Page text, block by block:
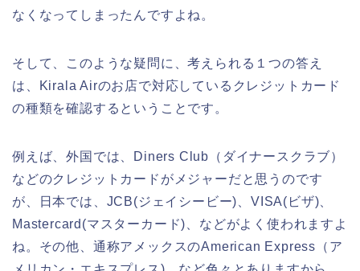
なくなってしまったんですよね。
そして、このような疑問に、考えられる１つの答え
は、Kirala Airのお店で対応しているクレジットカード
の種類を確認するということです。
例えば、外国では、Diners Club（ダイナースクラブ）
などのクレジットカードがメジャーだと思うのです
が、日本では、JCB(ジェイシービー)、VISA(ビザ)、
Mastercard(マスターカード)、などがよく使われますよ
ね。その他、通称アメックスのAmerican Express（ア